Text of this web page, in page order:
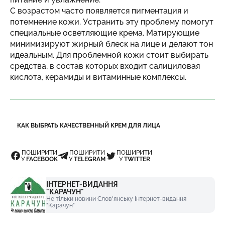
С возрастом часто появляется пигментация и
потемнение кожи. Устранить эту проблему помогут
специальные осветляющие крема. Матирующие
минимизируют жирный блеск на лице и делают тон
идеальным. Для проблемной кожи стоит выбирать
средства, в состав которых входит салициловая
кислота, керамиды и витаминные комплексы.
КАК ВЫБРАТЬ КАЧЕСТВЕННЫЙ КРЕМ ДЛЯ ЛИЦА
ПОШИРИТИ
УFACEBOOK
ПОШИРИТИ
УTELEGRAM
ПОШИРИТИ
УTWITTER
ІНТЕРНЕТ-ВИДАННЯ
"КАРАЧУН"
Не тільки новини Слов'янську Інтернет-видання
"Карачун"